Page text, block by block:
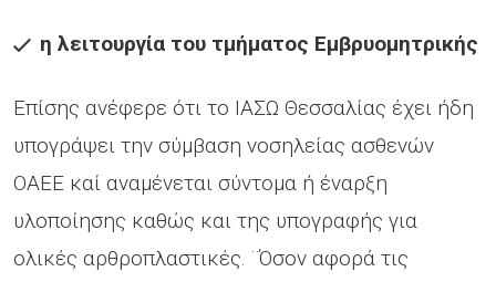
η λειτουργία του τμήματος Εμβρυομητρικής
Επίσης ανέφερε ότι το ΙΑΣΩ Θεσσαλίας έχει ήδη
υπογράψει την σύμβαση νοσηλείας ασθενών
ΟΑΕΕ καί αναμένεται σύντομα ή έναρξη
υλοποίησης καθώς και της υπογραφής για
ολικές αρθροπλαστικές. ¨Όσον αφορά τις